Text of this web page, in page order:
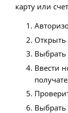
карту или
Открыть
Выбрать
Ввести
Выбрать